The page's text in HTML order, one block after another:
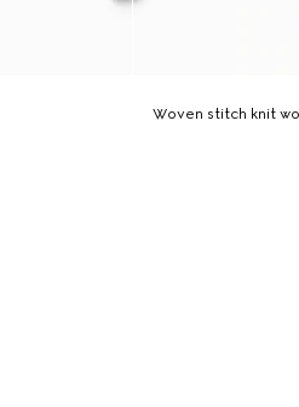
Woven stitch knit